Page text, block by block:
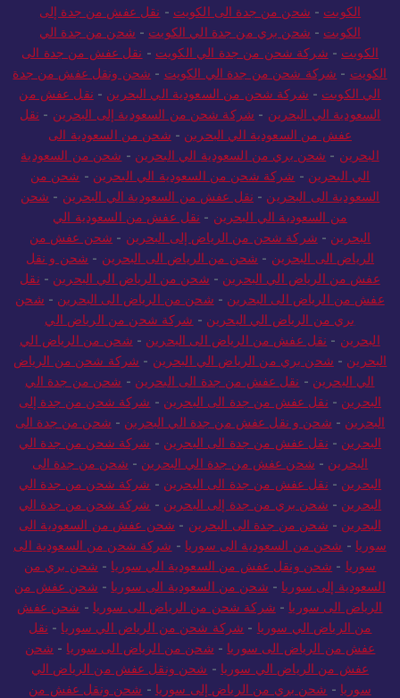
الكويت - شحن من جدة الى الكويت - نقل عفش من جدة إلى
الكويت - شحن بري من جدة الي الكويت - شحن من جدة الي
الكويت - شركة شحن من جدة الي الكويت - نقل عفش من جدة الى
الكويت - شركة شحن من جدة الي الكويت - شحن ونقل عفش من جدة
الي الكويت - شركة شحن من السعودية الي البحرين - نقل عفش من
السعودية الي البحرين - شركة شحن من السعودية إلى البحرين - نقل
عفش من السعودية الي البحرين - شحن من السعودية الى
البحرين - شحن بري من السعودية الي البحرين - شحن من السعودية
الي البحرين - شركة شحن من السعودية الي البحرين - شحن من
السعودية الى البحرين - نقل عفش من السعودية الي البحرين - شحن
من السعودية الي البحرين - نقل عفش من السعودية الي
البحرين - شركة شحن من الرياض إلى البحرين - شحن عفش من
الرياض الى البحرين - شحن من الرياض الى البحرين - شحن و نقل
عفش من الرياض الي البحرين - شحن من الرياض الي البحرين - نقل
عفش من الرياض الى البحرين - شحن من الرياض الى البحرين - شحن
بري من الرياض الي البحرين - شركة شحن من الرياض الي
البحرين - نقل عفش من الرياض الى البحرين - شحن من الرياض الي
البحرين - شحن بري من الرياض الي البحرين - شركة شحن من الرياض
الي البحرين - نقل عفش من جدة الى البحرين - شحن من جدة الي
البحرين - نقل عفش من جدة الى البحرين - شركة شحن من جدة إلى
البحرين - شحن و نقل عفش من جدة الي البحرين - شحن من جدة الى
البحرين - نقل عفش من جدة الى البحرين - شركة شحن من جدة الي
البحرين - شحن عفش من جدة الي البحرين - شحن من جدة الى
البحرين - نقل عفش من جدة الى البحرين - شركة شحن من جدة الي
البحرين - شحن بري من جدة إلى البحرين - شركة شحن من جدة الي
البحرين - شحن من جدة الى البحرين - شحن عفش من السعودية الى
سوريا - شحن من السعودية الى سوريا - شركة شحن من السعودية الى
سوريا - شحن ونقل عفش من السعودية الي سوريا - شحن بري من
السعودية إلى سوريا - شحن من السعودية الى سوريا - شحن عفش من
الرياض الى سوريا - شركة شحن من الرياض الى سوريا - شحن عفش
من الرياض الي سوريا - شركة شحن من الرياض الي سوريا - نقل
عفش من الرياض الى سوريا - شحن من الرياض الى سوريا - شحن
عفش من الرياض الي سوريا - شحن ونقل عفش من الرياض الي
سوريا - شحن بري من الرياض إلى سوريا - شحن ونقل عفش من